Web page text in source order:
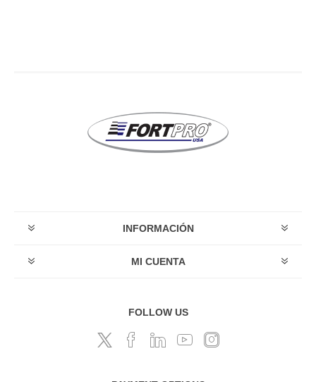
INFORMACIÓN
MI CUENTA
FOLLOW US